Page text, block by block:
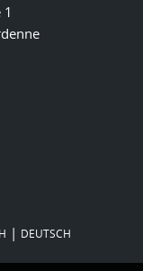
| DEUTSCH